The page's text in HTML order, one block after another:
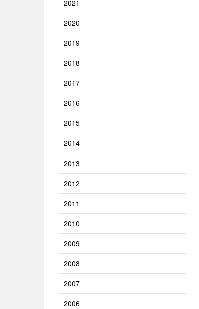
2021
2020
2019
2018
2017
2016
2015
2014
2013
2012
2011
2010
2009
2008
2007
2006